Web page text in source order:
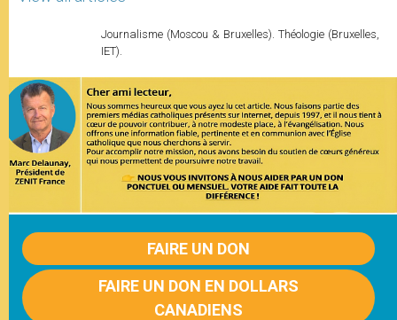
Journalisme (Moscou & Bruxelles). Théologie (Bruxelles,
IET).
FAIRE UN DON
FAIRE UN DON EN DOLLARS
CANADIENS